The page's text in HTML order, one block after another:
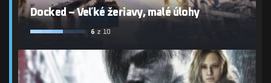
Docked – Veľké žeriavy, malé úlohy
6 z 10